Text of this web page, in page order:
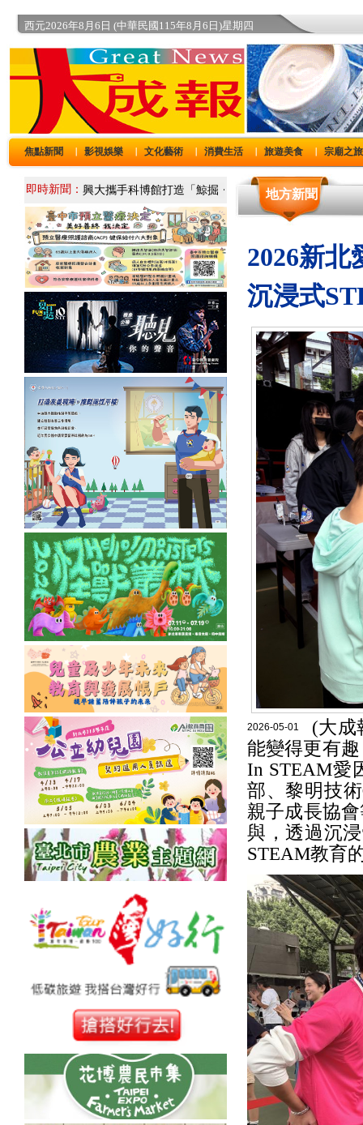
西元2026年8月6日 (中華民國115年8月6日)星期四
焦點新聞 影視娛樂 文化藝術 消費生活 旅遊美食 宗廟之旅
即時新聞： 地方新聞
2026新
沉浸式
2026-05-01
(大成
能變得更有
In STEAM愛
部、黎明技
親子成長協
與，透過沉
STEAM教育